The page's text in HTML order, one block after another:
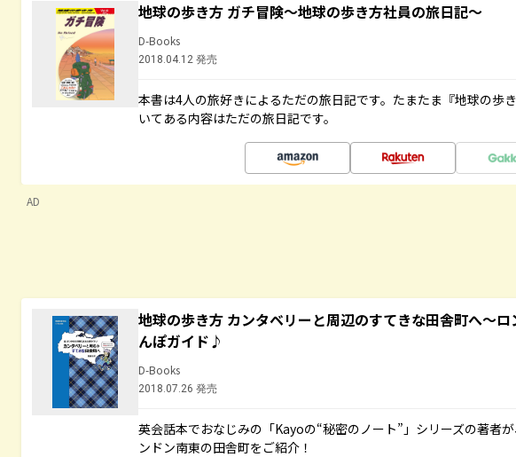
地球の歩き方 ガチ冒険～地球の歩き方社員の旅日記～
D-Books
2018.04.12 発売
本書は4人の旅好きによるただの旅日記です。たまたま『地球の歩
いてある内容はただの旅日記です。
AD
地球の歩き方 カンタベリーと周辺のすてきな田舎町へ～
んぽガイド♪
D-Books
2018.07.26 発売
英会話本でおなじみの「Kayoの“秘密のノート”」シリーズの著者
ンドン南東の田舎町をご紹介！